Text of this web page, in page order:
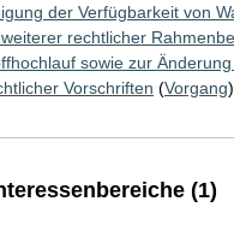
der Verfügbarkeit von
rechtlicher
sowie zur
Vorschriften (Vorgang)
(1)